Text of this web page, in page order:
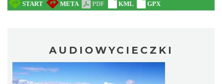
AUDIOWYCIECZKI